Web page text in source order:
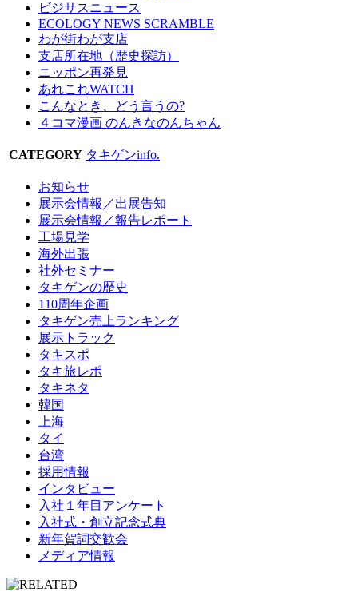
ビジサスニュース
ECOLOGY NEWS SCRAMBLE
わが街わが支店
支店所在地（歴史探訪）
ニッポン再発見
あれこれWATCH
こんなとき、どう言うの?
４コマ漫画 のんきなのんちゃん
CATEGORY タキゲンinfo.
お知らせ
展示会情報／出展告知
展示会情報／報告レポート
工場見学
海外出張
社外セミナー
タキゲンの歴史
110周年企画
タキゲン売上ランキング
展示トラック
タキスポ
タキ旅レポ
タキネタ
韓国
上海
タイ
台湾
採用情報
インタビュー
入社１年目アンケート
入社式・創立記念式典
新年賀詞交歓会
メディア情報